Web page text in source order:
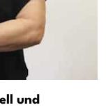
und